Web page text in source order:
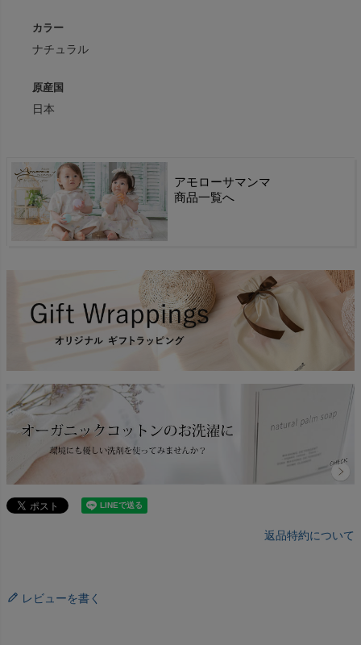
カラー
ナチュラル
原産国
日本
アモローサマンマ
商品一覧へ
返品特約について
レビューを書く